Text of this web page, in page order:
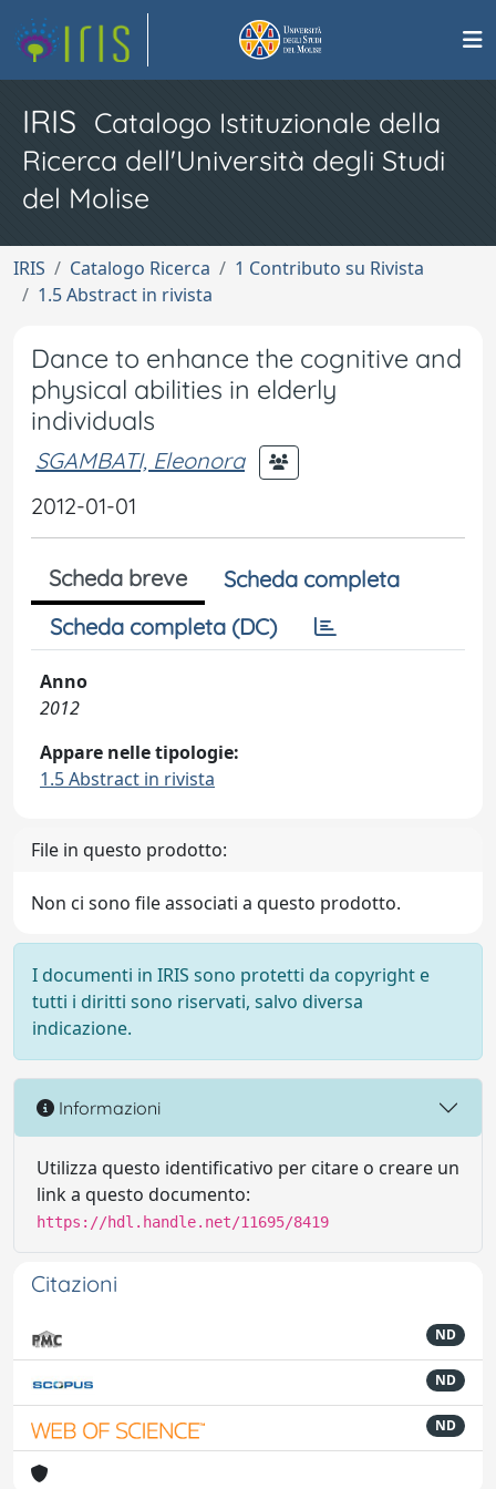
IRIS Catalogo Istituzionale della
Ricerca dell'Università degli Studi
del Molise
IRIS Catalogo Ricerca
1 Contributo su Rivista
1.5 Abstract in rivista
Dance to enhance the cognitive and
physical abilities in elderly
individuals
SGAMBATI, Eleonora
2012-01-01
Scheda breve
Scheda completa
Scheda completa (DC)
Anno
2012
Appare nelle tipologie:
1.5 Abstract in rivista
File in questo prodotto:
Non ci sono file associati a questo prodotto.
I documenti in IRIS sono protetti da copyright e
tutti i diritti sono riservati, salvo diversa
indicazione.
Informazioni
Utilizza questo identificativo per citare o creare un
link a questo documento:
https://hdl.handle.net/11695/8419
Citazioni
ND
ND
ND